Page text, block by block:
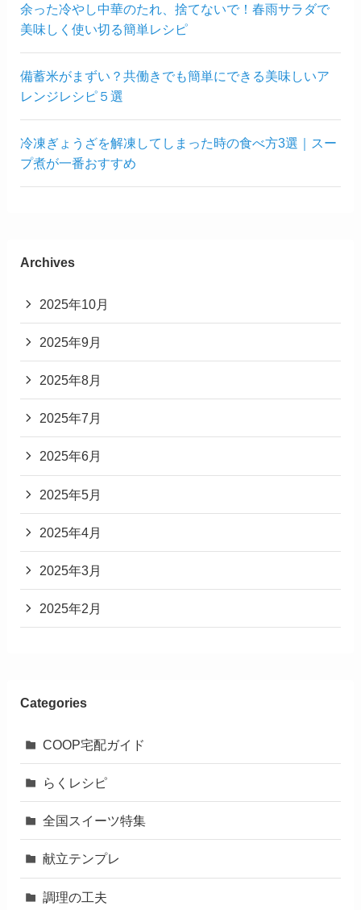
余った冷やし中華のたれ、捨てないで！春雨サラダで
美味しく使い切る簡単レシピ
備蓄米がまずい？共働きでも簡単にできる美味しいア
レンジレシピ５選
冷凍ぎょうざを解凍してしまった時の食べ方3選｜スー
プ煮が一番おすすめ
Archives
2025年10月
2025年9月
2025年8月
2025年7月
2025年6月
2025年5月
2025年4月
2025年3月
2025年2月
Categories
COOP宅配ガイド
らくレシピ
全国スイーツ特集
献立テンプレ
調理の工夫